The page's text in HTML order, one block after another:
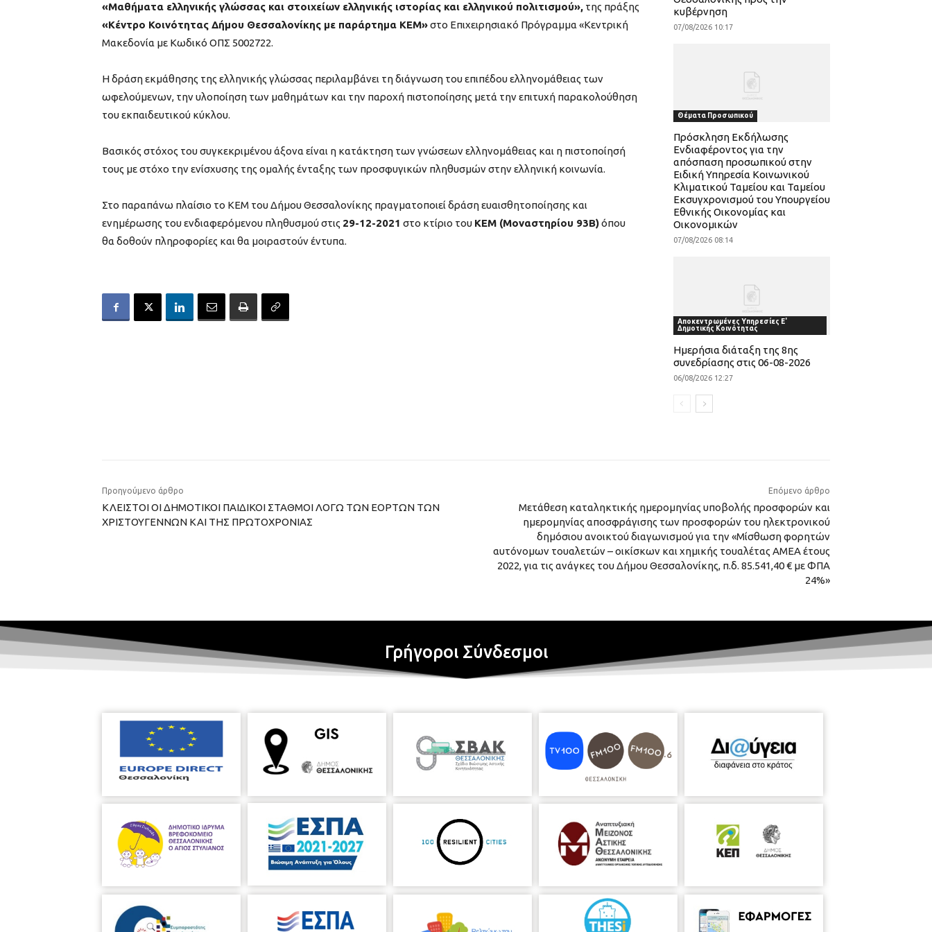
«Μαθήματα ελληνικής γλώσσας και στοιχείων ελληνικής ιστορίας και ελληνικού πολιτισμού», της πράξης
«Κέντρο Κοινότητας Δήμου Θεσσαλονίκης με παράρτημα ΚΕΜ»στο Επιχειρησιακό Πρόγραμμα «Κεντρική
Μακεδονία με Κωδικό ΟΠΣ 5002722.
Η δράση εκμάθησης της ελληνικής γλώσσας περιλαμβάνει τη διάγνωση του επιπέδου ελληνομάθειας των
ωφελούμενων, την υλοποίηση των μαθημάτων και την παροχή πιστοποίησης μετά την επιτυχή παρακολούθηση
του εκπαιδευτικού κύκλου.
Βασικός στόχος του συγκεκριμένου άξονα είναι η κατάκτηση των γνώσεων ελληνομάθειας και η πιστοποίησή
τους με στόχο την ενίσχυσης της ομαλής ένταξης των προσφυγικών πληθυσμών στην ελληνική κοινωνία.
Στο παραπάνω πλαίσιο το ΚΕΜ του Δήμου Θεσσαλονίκης πραγματοποιεί δράση ευαισθητοποίησης και
ενημέρωσης του ενδιαφερόμενου πληθυσμού στις 29-12-2021 στο κτίριο του ΚΕΜ (Μοναστηρίου 93Β)όπου
θα δοθούν πληροφορίες και θα μοιραστούν έντυπα.
κυβέρνηση
07/08/2026 10:17
Θέματα Προσωπικού
Πρόσκληση Εκδήλωσης
Ενδιαφέροντος για την
απόσπαση προσωπικού στην
Ειδική Υπηρεσία Κοινωνικού
Κλιματικού Ταμείου και Ταμείου
Εκσυγχρονισμού του Υπουργείου
Εθνικής Οικονομίας και
Οικονομικών
07/08/2026 08:14
Αποκεντρωμένες Υπηρεσίες Ε'
Δημοτικής Κοινότητας
Ημερήσια διάταξη της 8ης
συνεδρίασης στις 06-08-2026
06/08/2026 12:27
Προηγούμενο άρθρο
ΚΛΕΙΣΤΟΙ ΟΙ ΔΗΜΟΤΙΚΟΙ ΠΑΙΔΙΚΟΙ ΣΤΑΘΜΟΙ ΛΟΓΩ ΤΩΝ ΕΟΡΤΩΝ ΤΩΝ
ΧΡΙΣΤΟΥΓΕΝΝΩΝ ΚΑΙ ΤΗΣ ΠΡΩΤΟΧΡΟΝΙΑΣ
Επόμενο άρθρο
Μετάθεση καταληκτικής ημερομηνίας υποβολής προσφορών και
ημερομηνίας αποσφράγισης των προσφορών του ηλεκτρονικού
δημόσιου ανοικτού διαγωνισμού για την «Μίσθωση φορητών
αυτόνομων τουαλετών – οικίσκων και χημικής τουαλέτας ΑΜΕΑ έτους
2022, για τις ανάγκες του Δήμου Θεσσαλονίκης, π.δ. 85.541,40 € με ΦΠΑ
24%»
Γρήγοροι Σύνδεσμοι